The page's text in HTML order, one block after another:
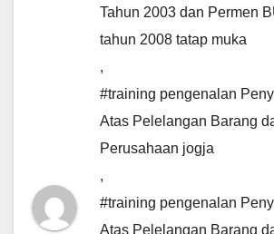
Tahun 2003 dan Permen
tahun 2008 tatap muka
,
#training pengenalan
Atas Pelelangan Barang
Perusahaan jogja
,
#training pengenalan
Atas Pelelangan Barang